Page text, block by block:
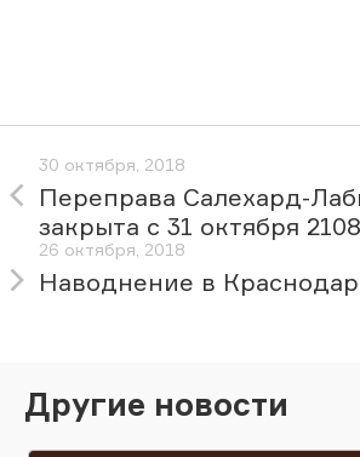
30 октября, 2018
Переправа Салехард-
закрыта с 31 октября 2108
26 октября, 2018
Наводнение в
Другие новости